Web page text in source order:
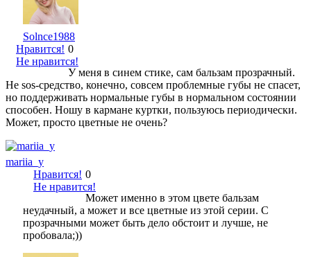
Solnce1988
Нравится!
Не нравится!
0
У меня в синем стике, сам бальзам прозрачный.
Не sos-средство, конечно, совсем проблемные губы не спасет,
но поддерживать нормальные губы в нормальном состоянии
способен. Ношу в кармане куртки, пользуюсь периодически.
Может, просто цветные не очень?
mariia_y
Нравится!
Не нравится!
0
Может именно в этом цвете бальзам
неудачный, а может и все цветные из этой серии. С
прозрачными может быть дело обстоит и лучше, не
пробовала;))